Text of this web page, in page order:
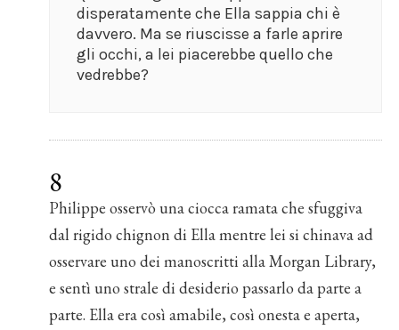
disperatamente che Ella sappia chi è
davvero. Ma se riuscisse a farle aprire
gli occhi, a lei piacerebbe quello che
vedrebbe?
8
Philippe osservò una ciocca ramata che sfuggiva
dal rigido chignon di Ella mentre lei si chinava ad
osservare uno dei manoscritti alla Morgan Library,
e sentì uno strale di desiderio passarlo da parte a
parte. Ella era così amabile, così onesta e aperta,